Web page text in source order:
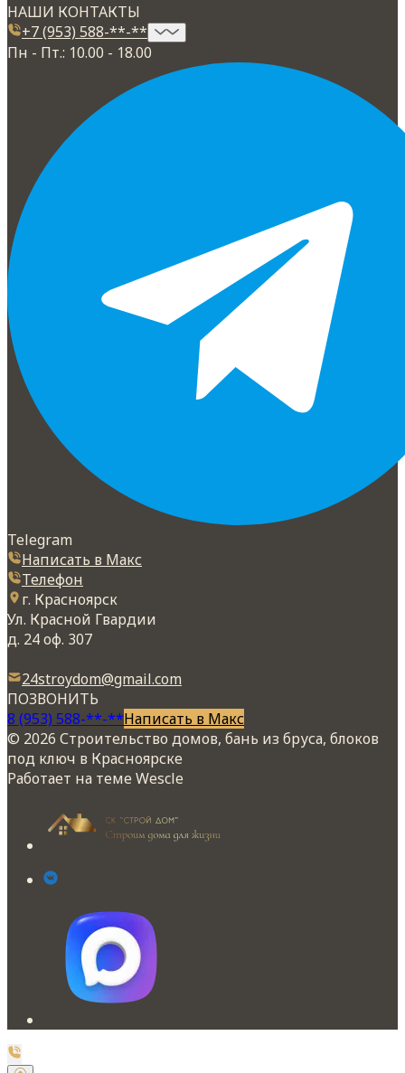
НАШИ КОНТАКТЫ
+7 (953) 588-**-**
Пн - Пт.: 10.00 - 18.00
Telegram
Написать в Макс
Телефон
г. Красноярск
Ул. Красной Гвардии
д. 24 оф. 307
24stroydom@gmail.com
ПОЗВОНИТЬ
8 (953) 588-**-**Написать в Макс
© 2026 Строительство домов, бань из бруса, блоков
под ключ в Красноярске
Работает на теме Wescle